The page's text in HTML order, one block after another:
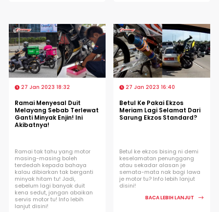
27 Jan 2023 18:32
Ramai Menyesal Duit
Melayang Sebab Terlewat
Ganti Minyak Enjin! Ini
Akibatnya!
Ramai tak tahu yang motor
masing-masing boleh
terdedah kepada bahaya
kalau dibiarkan tak berganti
minyak hitam tu! Jadi,
sebelum lagi banyak duit
kena sedut, jangan abaikan
servis motor tu! Info lebih
lanjut disini!
27 Jan 2023 16:40
Betul Ke Pakai Ekzos
Meriam Lagi Selamat Dari
Sarung Ekzos Standard?
Betul ke ekzos bising ni demi
keselamatan penunggang
atau sekadar alasan je
semata-mata nak bagi lawa
je motor tu? Info lebih lanjut
disini!
BACA LEBIH LANJUT